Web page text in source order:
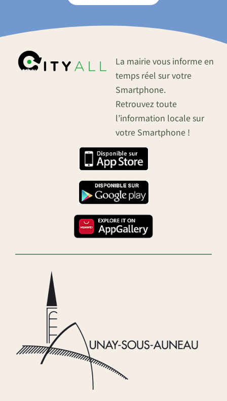
La mairie vous informe en
temps réel sur votre
Smartphone.
Retrouvez toute
l’information locale sur
votre Smartphone !